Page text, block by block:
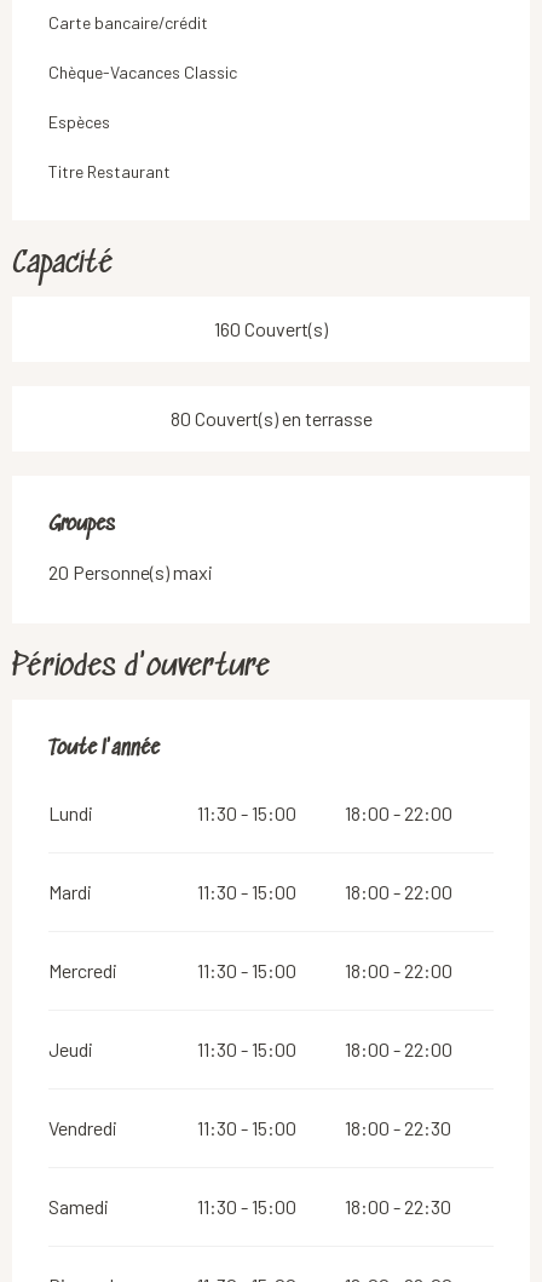
Carte bancaire/crédit
Chèque-Vacances Classic
Espèces
Titre Restaurant
Capacité
160 Couvert(s)
80 Couvert(s) en terrasse
Groupes
Groupes
20 Personne(s) maxi
Périodes d'ouverture
Toute l'année
Toute l'année
Lundi 11:30 - 15:00 18:00 - 22:00
Mardi 11:30 - 15:00 18:00 - 22:00
Mercredi 11:30 - 15:00 18:00 - 22:00
Jeudi 11:30 - 15:00 18:00 - 22:00
Vendredi 11:30 - 15:00 18:00 - 22:30
Samedi 11:30 - 15:00 18:00 - 22:30